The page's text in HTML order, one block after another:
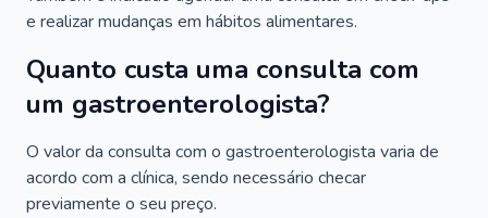
e realizar mudanças em hábitos alimentares.
Quanto custa uma consulta com
um gastroenterologista?
O valor da consulta com o gastroenterologista varia de
acordo com a clínica, sendo necessário checar
previamente o seu preço.